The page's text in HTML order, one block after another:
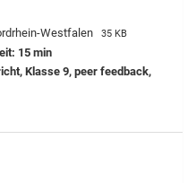
Westfalen 35 KB
15 min
Klasse 9, peer feedback,